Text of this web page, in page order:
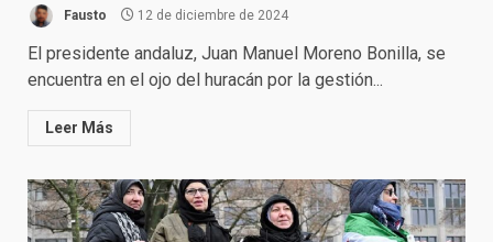
Fausto 12 de diciembre de 2024
El presidente andaluz, Juan Manuel Moreno Bonilla, se
encuentra en el ojo del huracán por la gestión...
Leer Más